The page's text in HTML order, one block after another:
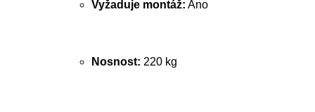
Vyžaduje montáž: Ano
Nosnost: 220 kg